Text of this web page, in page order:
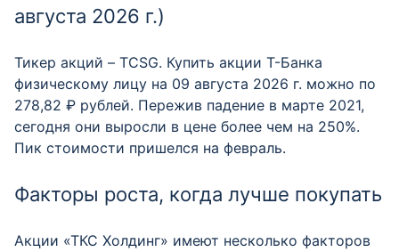
августа 2026 г.)
Тикер акций – TCSG. Купить акции Т-Банка
физическому лицу на 09 августа 2026 г. можно по
278,82 ₽ рублей. Пережив падение в марте 2021,
сегодня они выросли в цене более чем на 250%.
Пик стоимости пришелся на февраль.
Факторы роста, когда лучше покупать
Акции «ТКС Холдинг» имеют несколько факторов